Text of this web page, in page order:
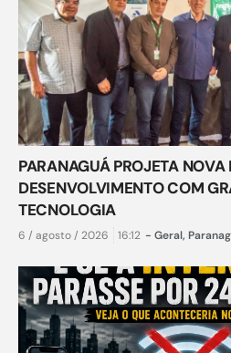
PARANAGUÁ PROJETA NOVA
DESENVOLVIMENTO COM
TECNOLOGIA
6 / agosto / 2026 16:12 - Geral,